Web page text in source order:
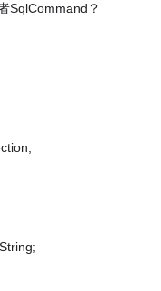
SqlCommand？